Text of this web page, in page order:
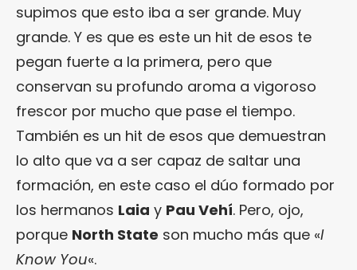
supimos que esto iba a ser grande. Muy
grande. Y es que es este un hit de esos te
pegan fuerte a la primera, pero que
conservan su profundo aroma a vigoroso
frescor por mucho que pase el tiempo.
También es un hit de esos que demuestran
lo alto que va a ser capaz de saltar una
formación, en este caso el dúo formado por
los hermanos Laia y Pau Vehí. Pero, ojo,
porque North State son mucho más que «I
Know You«.